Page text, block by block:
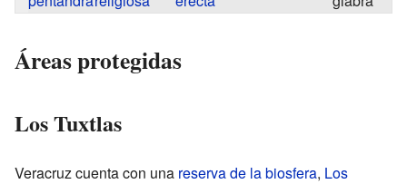
Áreas protegidas
Los Tuxtlas
Veracruz cuenta con una reserva de la biosfera, Los